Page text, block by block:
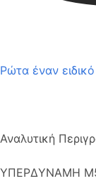
Ρώτα έναν
Αναλυτική
ΥΠΕΡΔΥΝΑΜΗ M5